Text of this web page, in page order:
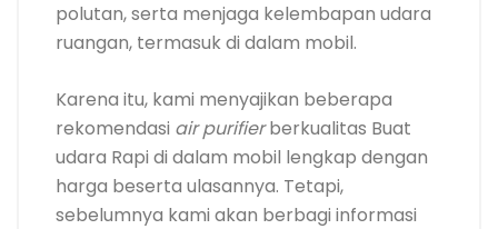
polutan, serta menjaga kelembapan udara
ruangan, termasuk di dalam mobil.
Karena itu, kami menyajikan beberapa
rekomendasi air purifierberkualitas Buat
udara Rapi di dalam mobil lengkap dengan
harga beserta ulasannya. Tetapi,
sebelumnya kami akan berbagi informasi